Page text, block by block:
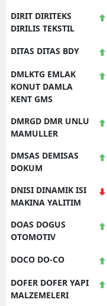
DIRIT DIRITEKS
DIRILIS TEKSTIL
DITAS DITAS BDY
DMLKTG EMLAK
KONUT DAMLA
KENT GMS
DMRGD DMR UNLU
MAMULLER
DMSAS DEMISAS
DOKUM
DNISI DINAMIK ISI
MAKINA YALITIM
DOAS DOGUS
OTOMOTIV
DOCO DO-CO
DOFER DOFER YAPI
MALZEMELERI